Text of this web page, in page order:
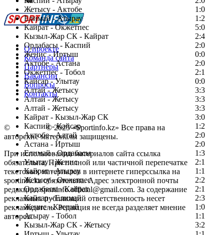
Жетысу - Актобе
1:0
Елимай - Атырау
1:2
Кайрат - Окжетпес
5:0
Кызыл-Жар СК - Кайрат
2:4
Ордабасы - Каспий
2:0
Женис - Иртыш
0:0
Актобе - Астана
2:0
Окжетпес - Тобол
2:1
Кайсар - Улытау
0:0
Алтай - Жетысу
3:3
Алтай - Жетысу
3:3
Алтай - Жетысу
3:3
Кайрат - Кызыл-Жар СК
3:0
Каспий - Кайсар
1:2
Актобе - Алтай
2:0
Астана - Иртыш
2:0
Елимай - Ордабасы
1:3
Улытау - Женис
2:1
Кайрат - Атырау
1:1
Жетысу - Окжетпес
2:2
Ордабасы - Кайрат
2:1
Кайсар - Елимай
2:3
Женис - Каспий
1:0
Атырау - Тобол
1:1
Кызыл-Жар СК - Жетысу
3:2
О проекте
Команда сайта
Партнеры
Вакансии
Вопросы
Контакты
© Copyright© 2025 «Sportinfo.kz» Все права на
авторские материалы защищены.
При использовании материалов сайта ссылка
обязательна. При полной или частичной перепечатке
текстовых материалов в интернете гиперссылка на
sportinfo.kz обязательна. Адрес электронной почты
редакции: sportinfo.official@gmail.com. За содержание
рекламных публикаций ответственность несет
рекламодатель. Редакция не всегда разделяет мнение
авторов.